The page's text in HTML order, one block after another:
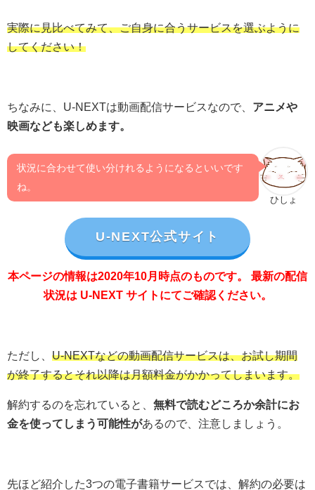
実際に見比べてみて、ご自身に合うサービスを選ぶように
してください！
ちなみに、U-NEXTは動画配信サービスなので、 アニメや
映画なども楽しめます。
ひしょ
状況に合わせて使い分けれるようになるといいです
ね。
U-NEXT公式サイト
本ページの情報は2020年10月時点のものです。 最新の配信
状況は U-NEXT サイトにてご確認ください。
ただし、 U-NEXTなどの動画配信サービスは、お試し期間
が終了するとそれ以降は月額料金がかかってしまいます。
解約するのを忘れていると、 無料で読むどころか余計にお
金を使ってしまう可能性があるので、注意しましょう。
先ほど紹介した3つの電子書籍サービスでは、解約の必要は